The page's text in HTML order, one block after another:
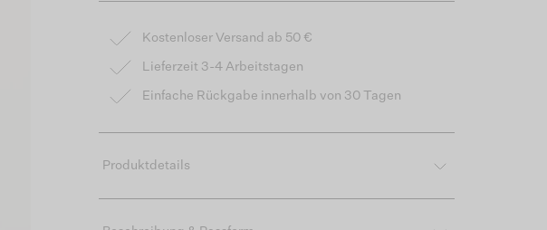
Kostenloser Versand ab 50 €
Lieferzeit 3-4 Arbeitstagen
Einfache Rückgabe innerhalb von 30 Tagen
Produktdetails